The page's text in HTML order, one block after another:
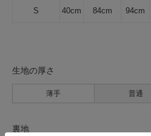
S 40cm 84cm 94cm
生地の厚さ
薄手 普通
裏地